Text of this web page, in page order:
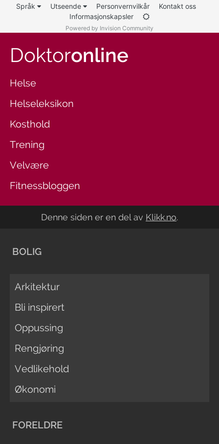
Språk Utseende Personvernvilkår
Kontakt oss
Informasjonskapsler
Powered by Invision Community
Doktoronline
Helse
Helseleksikon
Kosthold
Trening
Velvære
Fitnessbloggen
Denne siden er en del av Klikk.no.
BOLIG
Arkitektur
Bli inspirert
Oppussing
Rengjøring
Vedlikehold
Økonomi
FORELDRE